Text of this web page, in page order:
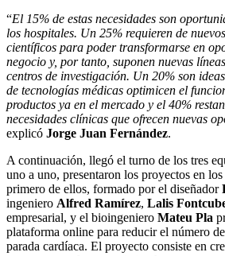
“El 15% de estas necesidades son
los hospitales. Un 25% requieren de
científicos para poder transformarse en
negocio y, por tanto, suponen nuevas
centros de investigación. Un 20% son
de tecnologías médicas optimicen el
productos ya en el mercado y el 40%
necesidades clínicas que ofrecen nuevas
explicó Jorge Juan Fernández.
A continuación, llegó el turno de los tres
uno a uno, presentaron los proyectos en
primero de ellos, formado por el diseñador
ingeniero Alfred Ramírez, Lalis
empresarial, y el bioingeniero Mateu Pla
plataforma online para reducir el número
parada cardíaca. El proyecto consiste en